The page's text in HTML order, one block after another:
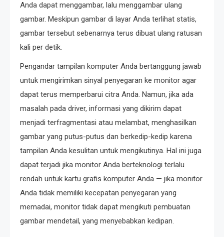
Anda dapat menggambar, lalu menggambar ulang
gambar. Meskipun gambar di layar Anda terlihat statis,
gambar tersebut sebenarnya terus dibuat ulang ratusan
kali per detik.
Pengandar tampilan komputer Anda bertanggung jawab
untuk mengirimkan sinyal penyegaran ke monitor agar
dapat terus memperbarui citra Anda. Namun, jika ada
masalah pada driver, informasi yang dikirim dapat
menjadi terfragmentasi atau melambat, menghasilkan
gambar yang putus-putus dan berkedip-kedip karena
tampilan Anda kesulitan untuk mengikutinya. Hal ini juga
dapat terjadi jika monitor Anda berteknologi terlalu
rendah untuk kartu grafis komputer Anda — jika monitor
Anda tidak memiliki kecepatan penyegaran yang
memadai, monitor tidak dapat mengikuti pembuatan
gambar mendetail, yang menyebabkan kedipan.